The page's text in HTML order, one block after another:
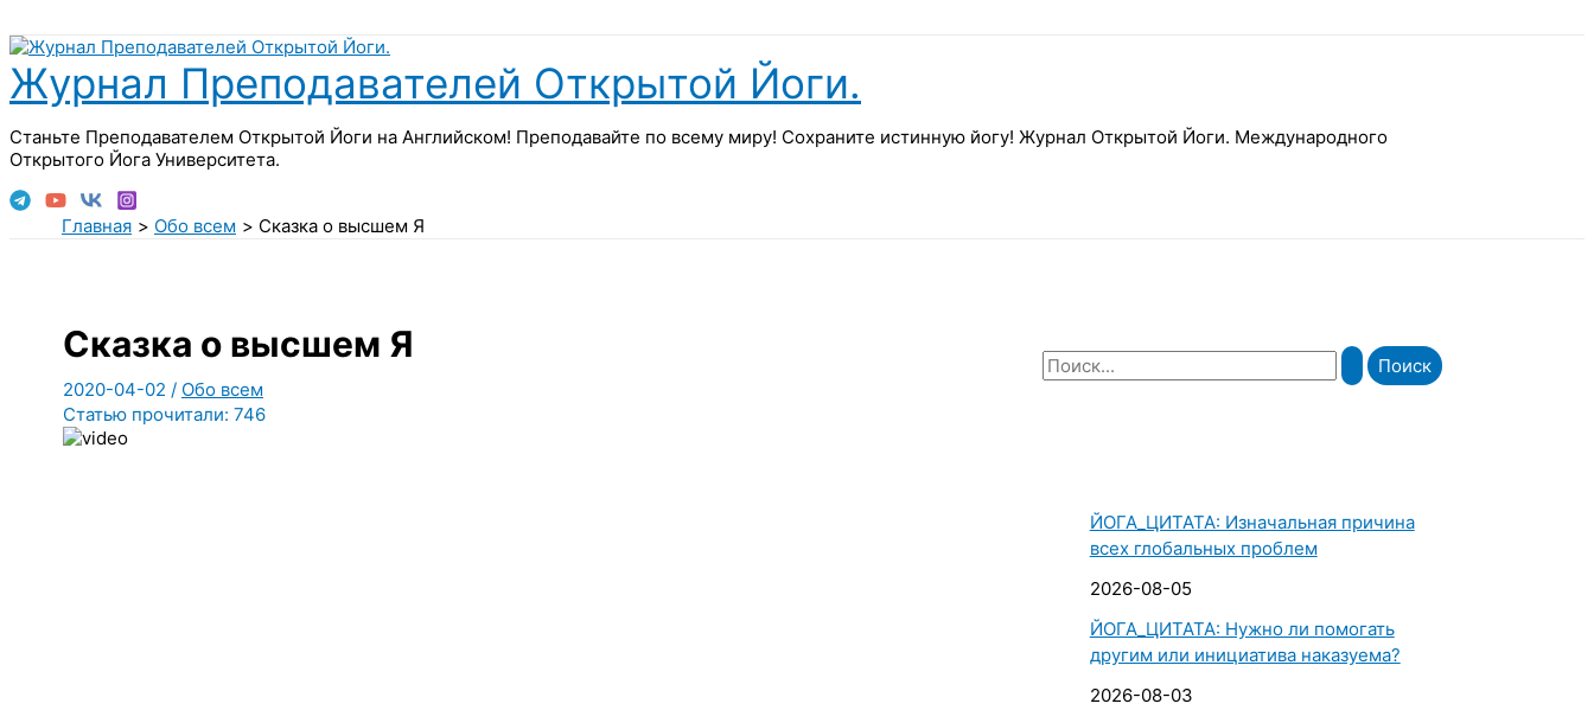
Журнал Преподавателей Открытой Йоги.
Станьте Преподавателем Открытой Йоги на Английском! Преподавайте по всему миру! Сохраните истинную йогу! Журнал Открытой Йоги. Международного
Открытого Йога Университета.
Главная Обо всем Сказка о высшем Я
Сказка о высшем Я
2020-04-02 / Обо всем
Статью прочитали: 746
П
ЙОГА_ЦИТАТА: Изначальная причина
всех глобальных проблем
2026-08-05
ЙОГА_ЦИТАТА: Нужно ли помогать
другим или инициатива наказуема?
2026-08-03